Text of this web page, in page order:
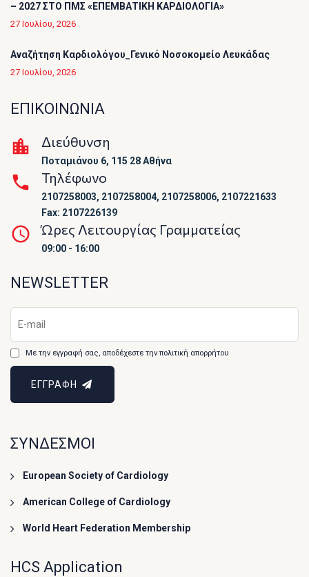
– 2027 ΣΤΟ ΠΜΣ «ΕΠΕΜΒΑΤΙΚΗ ΚΑΡΔΙΟΛΟΓΙΑ»
27 Ιουλίου, 2026
Αναζήτηση Καρδιολόγου_Γενικό Νοσοκομείο Λευκάδας
27 Ιουλίου, 2026
ΕΠΙΚΟΙΝΩΝΙΑ
Διεύθυνση
Ποταμιάνου 6, 115 28 Αθήνα
Τηλέφωνο
2107258003, 2107258004, 2107258006, 2107221633
Fax: 2107226139
Ώρες Λειτουργίας Γραμματείας
09:00 - 16:00
NEWSLETTER
Με την εγγραφή σας, αποδέχεστε την πολιτική απορρήτου
ΕΓΓΡΑΦΗ
ΣΥΝΔΕΣΜΟΙ
European Society of Cardiology
American College of Cardiology
World Heart Federation Membership
HCS Application